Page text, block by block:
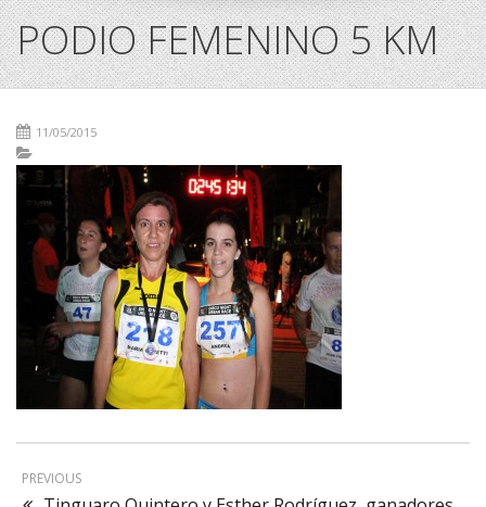
PODIO FEMENINO 5 KM
11/05/2015
PREVIOUS